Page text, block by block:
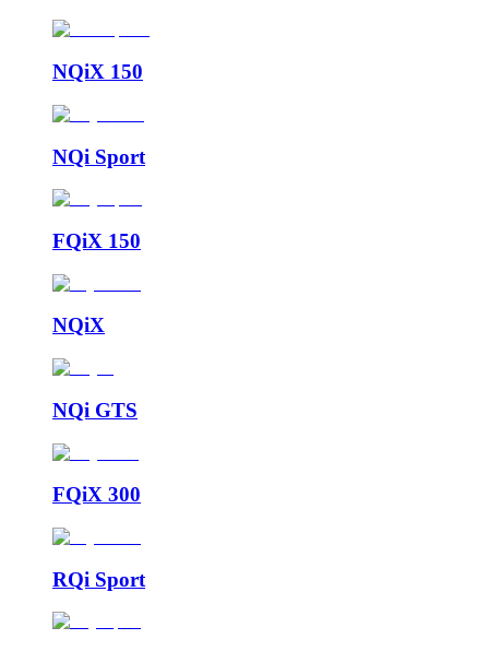
NQiX 150
NQi Sport
FQiX 150
NQiX
NQi GTS
FQiX 300
RQi Sport